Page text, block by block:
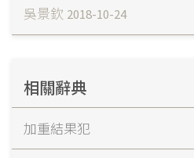
吳景欽 2018-10-24
相關辭典
加重結果犯